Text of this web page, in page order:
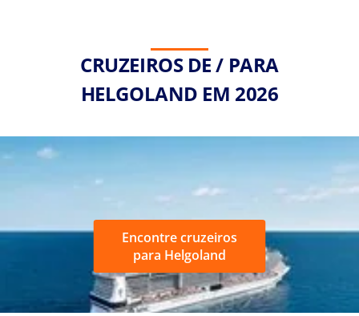
CRUZEIROS DE / PARA
HELGOLAND EM 2026
Encontre cruzeiros
para Helgoland